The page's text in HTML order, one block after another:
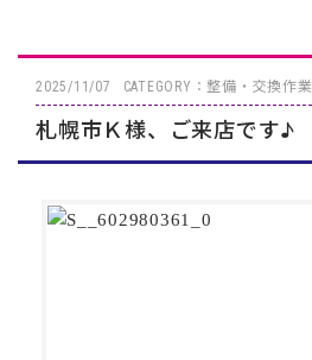
2025/11/07 CATEGORY：整備・交換作業
札幌市Ｋ様、ご来店です♪